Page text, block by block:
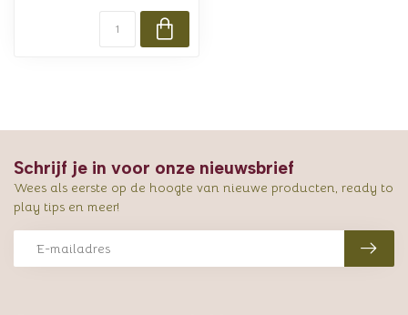
Schrijf je in voor onze nieuwsbrief
Wees als eerste op de hoogte van nieuwe producten, ready to
play tips en meer!